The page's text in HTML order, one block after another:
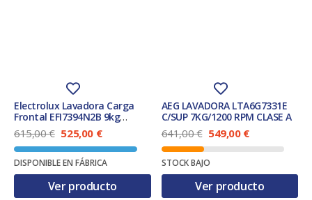
Electrolux Lavadora Carga
Frontal EFI7394N2B 9kg
Blanco 1400 rpm Clase A
Función Vapor
615,00€ E
l
p
r
c
525,00 €E
l
p
r
e
c
DISPONIBLE EN FÁBRICA
Ver producto
AEG LAVADORA LTA6G7331E
C/SUP 7KG/1200 RPM CLASE A
641,00€ E
l
p
r
c
549,00 €E
l
p
e
c
STOCK BAJO
Ver producto